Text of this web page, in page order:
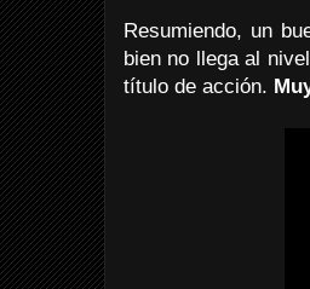
Resumiendo, un
bien no llega al
título de acción.